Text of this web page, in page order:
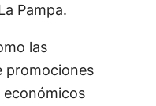
Pampa.
las
promociones
económicos